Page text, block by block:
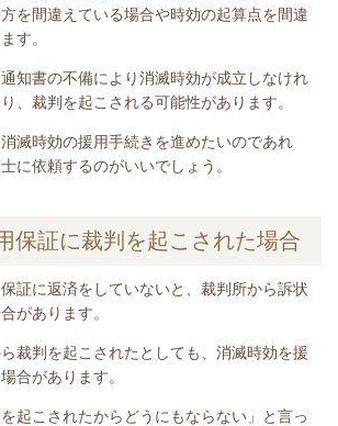
を間違えている場合や時効の起算点を間違
す。
知書の不備により消滅時効が成立しなけれ
、裁判を起こされる可能性があります。
滅時効の援用手続きを進めたいのであれ
に依頼するのがいいでしょう。
保証に裁判を起こされた場合
証に返済をしていないと
、裁判所から訴状
があります。
裁判を起こされたとしても、消滅時効を援
合があります。
起こされたからどうにもならない」と言っ